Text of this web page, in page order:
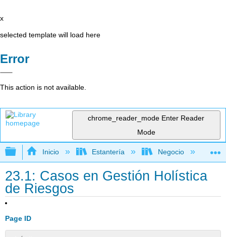
x
selected template will load here
Error
This action is not available.
chrome_reader_mode Enter Reader
Mode
Expandir/contraer jerarquía global
Inicio Estantería Negocio
23.1: Casos en Gestión Holística
de Riesgos
Page ID